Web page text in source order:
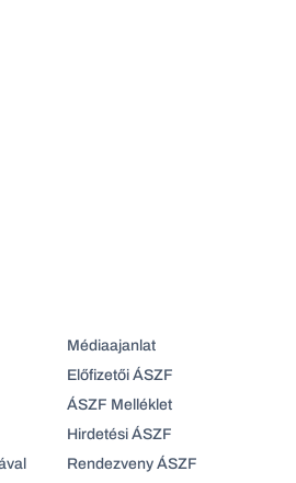
Médiaajanlat
Előfizetői ÁSZF
ÁSZF Melléklet
Hirdetési ÁSZF
Rendezveny ÁSZF